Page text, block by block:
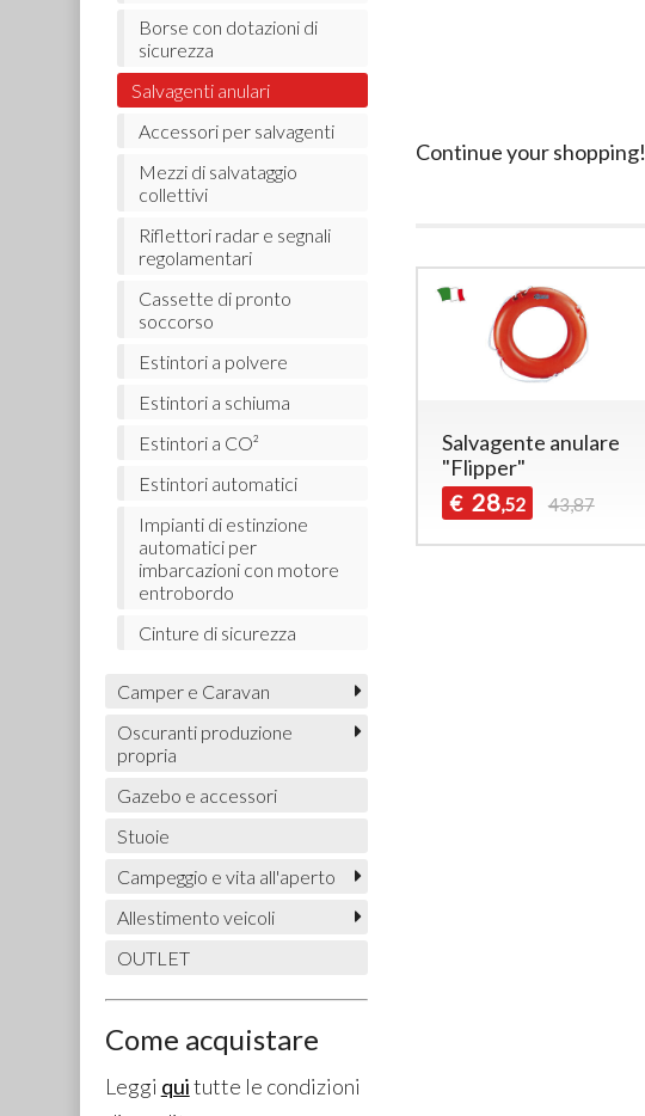
Continue your shopping!
Salvagente anulare
"Flipper"
€ 28,52 43,87
Borse con dotazioni di
sicurezza
Salvagenti anulari
Accessori per salvagenti
Mezzi di salvataggio
collettivi
Riflettori radar e segnali
regolamentari
Cassette di pronto
soccorso
Estintori a polvere
Estintori a schiuma
Estintori a CO²
Estintori automatici
Impianti di estinzione
automatici per
imbarcazioni con motore
entrobordo
Cinture di sicurezza
Camper e Caravan
Oscuranti produzione
propria
Gazebo e accessori
Stuoie
Campeggio e vita all'aperto
Allestimento veicoli
OUTLET
Come acquistare
Leggi quitutte le condizioni